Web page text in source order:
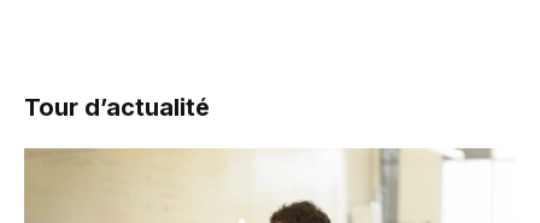
Tour d’actualité